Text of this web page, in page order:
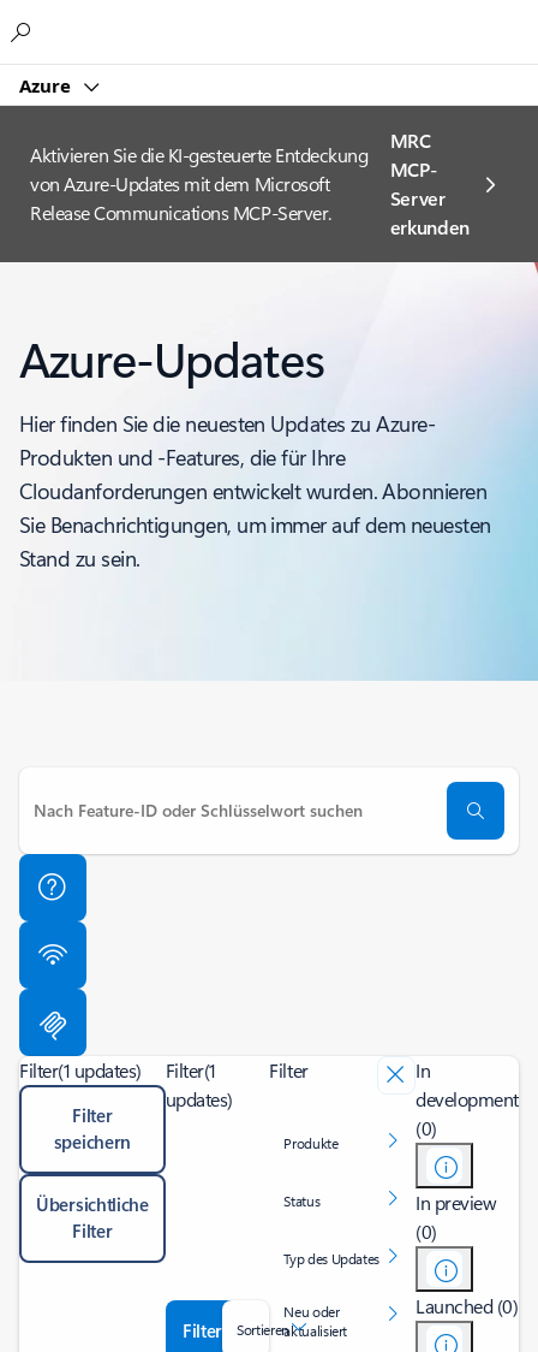
Azure
Aktivieren Sie die KI-gesteuerte Entdeckung
von Azure-Updates mit dem Microsoft
Release Communications MCP-Server.
MRC
MCP-
Server
erkunden
Azure-Updates
Hier finden Sie die neuesten Updates zu Azure-
Produkten und -Features, die für Ihre
Cloudanforderungen entwickelt wurden. Abonnieren
Sie Benachrichtigungen, um immer auf dem neuesten
Stand zu sein.
Filter(1 updates)
Filter
speichern
Übersichtliche
Filter
Filter(1
updates)
Filter Sortieren
Filter
Produkte
Status
Typ des Updates
Neu oder
aktualisiert
In
development
(0)
In preview
(0)
Launched (0)